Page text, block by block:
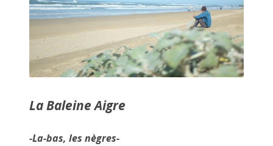
La Baleine Aigre
-La-bas, les nègres-